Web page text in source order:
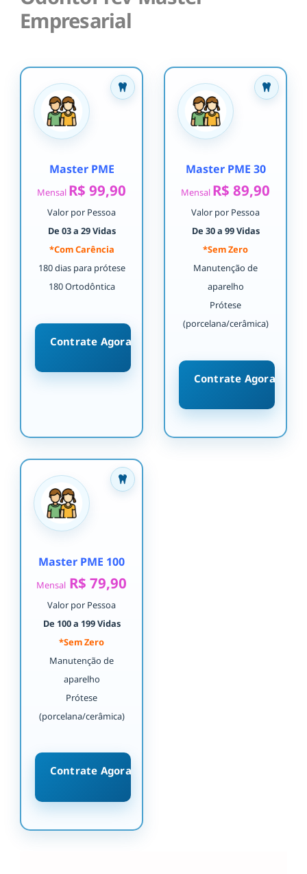
Empresarial
Master PME
Mensal R$ 99,90
Valor por Pessoa
De 03 a 29 Vidas
*Com Carência
180 dias para prótese
180 Ortodôntica
Contrate Agora
Master PME 30
Mensal R$ 89,90
Valor por Pessoa
De 30 a 99 Vidas
*Sem Zero
Manutenção de
aparelho
Prótese
(porcelana/cerâmica)
Contrate Agora
Master PME 100
Mensal R$ 79,90
Valor por Pessoa
De 100 a 199 Vidas
*Sem Zero
Manutenção de
aparelho
Prótese
(porcelana/cerâmica)
Contrate Agora